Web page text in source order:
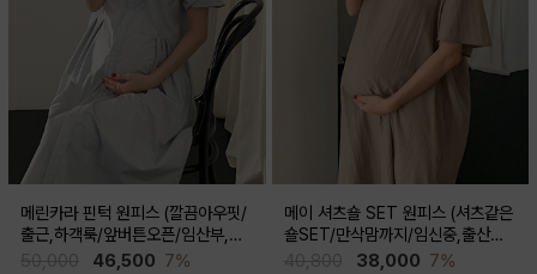
메린카라 핀턱 원피스 (깔끔아우핏/
출근,하객룩/앞버튼오픈/임산부,출
산후 착용가능)46,500 7%
메이 셔츠숄 SET 원피스 (셔츠같은
숄SET/만삭맘까지/임신중,출산후
38,000 7%